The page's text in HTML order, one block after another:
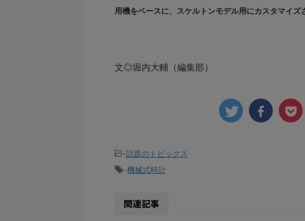
用機をベースに、スケルトンモデル用にカスタマイズ
文◎堀内大輔（編集部）
-話題のトピックス
-機械式時計
関連記事